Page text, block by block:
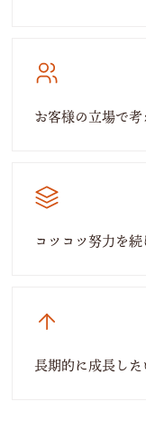
お客様の立場で
コツコツ努力を
長期的に成長し